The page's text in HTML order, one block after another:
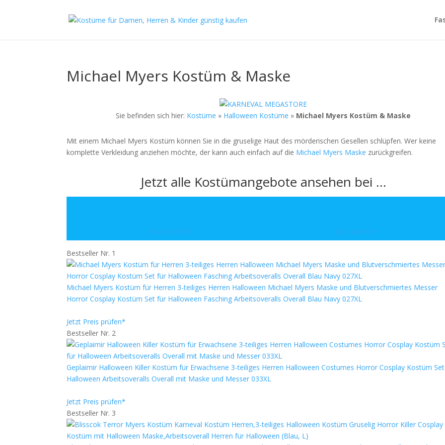
Michael Myers Kostüm & Maske
Sie befinden sich hier: Kostüme » Halloween Kostüme » Michael Myers Kostüm & Maske
Mit einem Michael Myers Kostüm können Sie in die gruselige Haut des mörderischen Gesellen schlüpfen. Wer keine
komplette Verkleidung anziehen möchte, der kann auch einfach auf die Michael Myers Maske zurückgreifen.
Jetzt alle Kostümangebote ansehen bei …
Jetzt ansehen Jetzt ansehen
Bestseller Nr. 1
Michael Myers Kostüm für Herren 3-teiliges Herren Halloween Michael Myers Maske und Blutverschmiertes Messer
Horror Cosplay Kostüm Set für Halloween Fasching Arbeitsoveralls Overall Blau Navy 027XL
Jetzt Preis prüfen*
Bestseller Nr. 2
Geplaimir Halloween Killer Kostüm für Erwachsene 3-teiliges Herren Halloween Costumes Horror Cosplay Kostüm
Halloween Arbeitsoveralls Overall mit Maske und Messer 033XL
Jetzt Preis prüfen*
Bestseller Nr. 3